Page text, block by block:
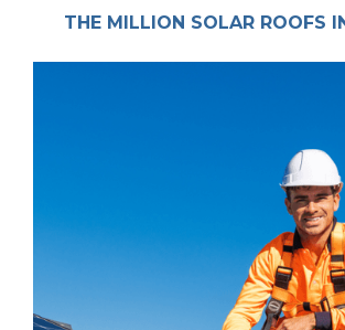
THE MILLION SOLAR ROOFS